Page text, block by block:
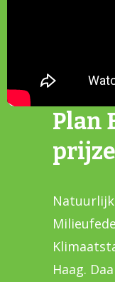
Plan
Haag.